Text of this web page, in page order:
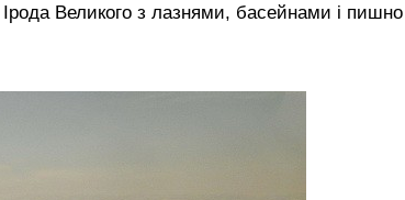
Великого з лазнями, басейнами і пишно